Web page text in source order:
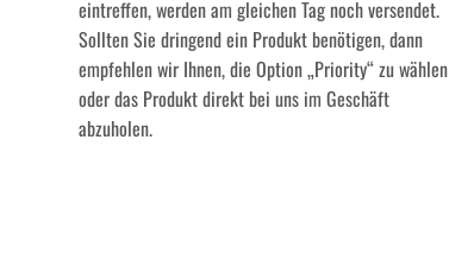
eintreffen, werden am gleichen Tag noch versendet.
Sollten Sie dringend ein Produkt benötigen, dann
empfehlen wir Ihnen, die Option „Priority“ zu wählen
oder das Produkt direkt bei uns im Geschäft
abzuholen.